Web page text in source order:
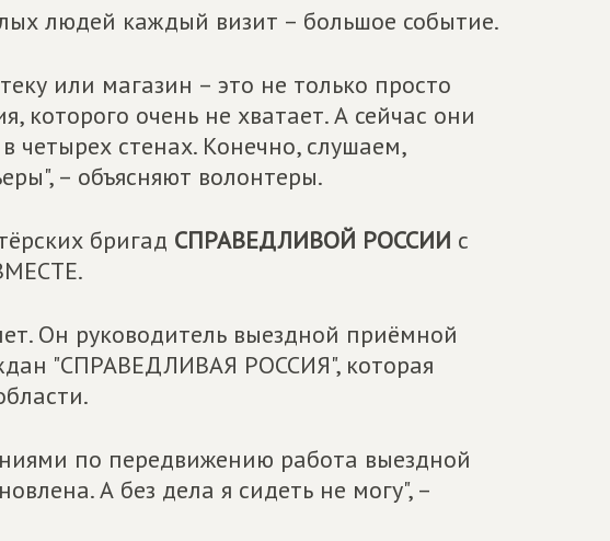
людей каждый визит – большое событие.
или магазин – это не только просто
которого очень не хватает. А сейчас они
четырех стенах. Конечно, слушаем,
– объясняют волонтеры.
бригад СПРАВЕДЛИВОЙ РОССИИ с
Он руководитель выездной приёмной
"СПРАВЕДЛИВАЯ РОССИЯ", которая
по передвижению работа выездной
А без дела я сидеть не могу", –